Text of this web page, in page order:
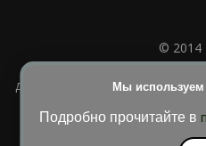
Мы
Подробно прочитайте в
© 2014
Полное или частичное
допускается только при
Blossom Diva | Разработана